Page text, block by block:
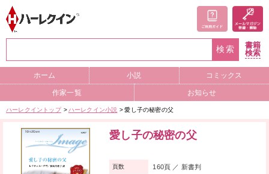
検索
書籍
検索
ホーム 小説 コミックス
作家一覧 お知らせ
ハーレクイントップ ハーレクイン小説 愛し子の秘密の父
愛し子の秘密の父
頁数 160頁 ／ 新書判